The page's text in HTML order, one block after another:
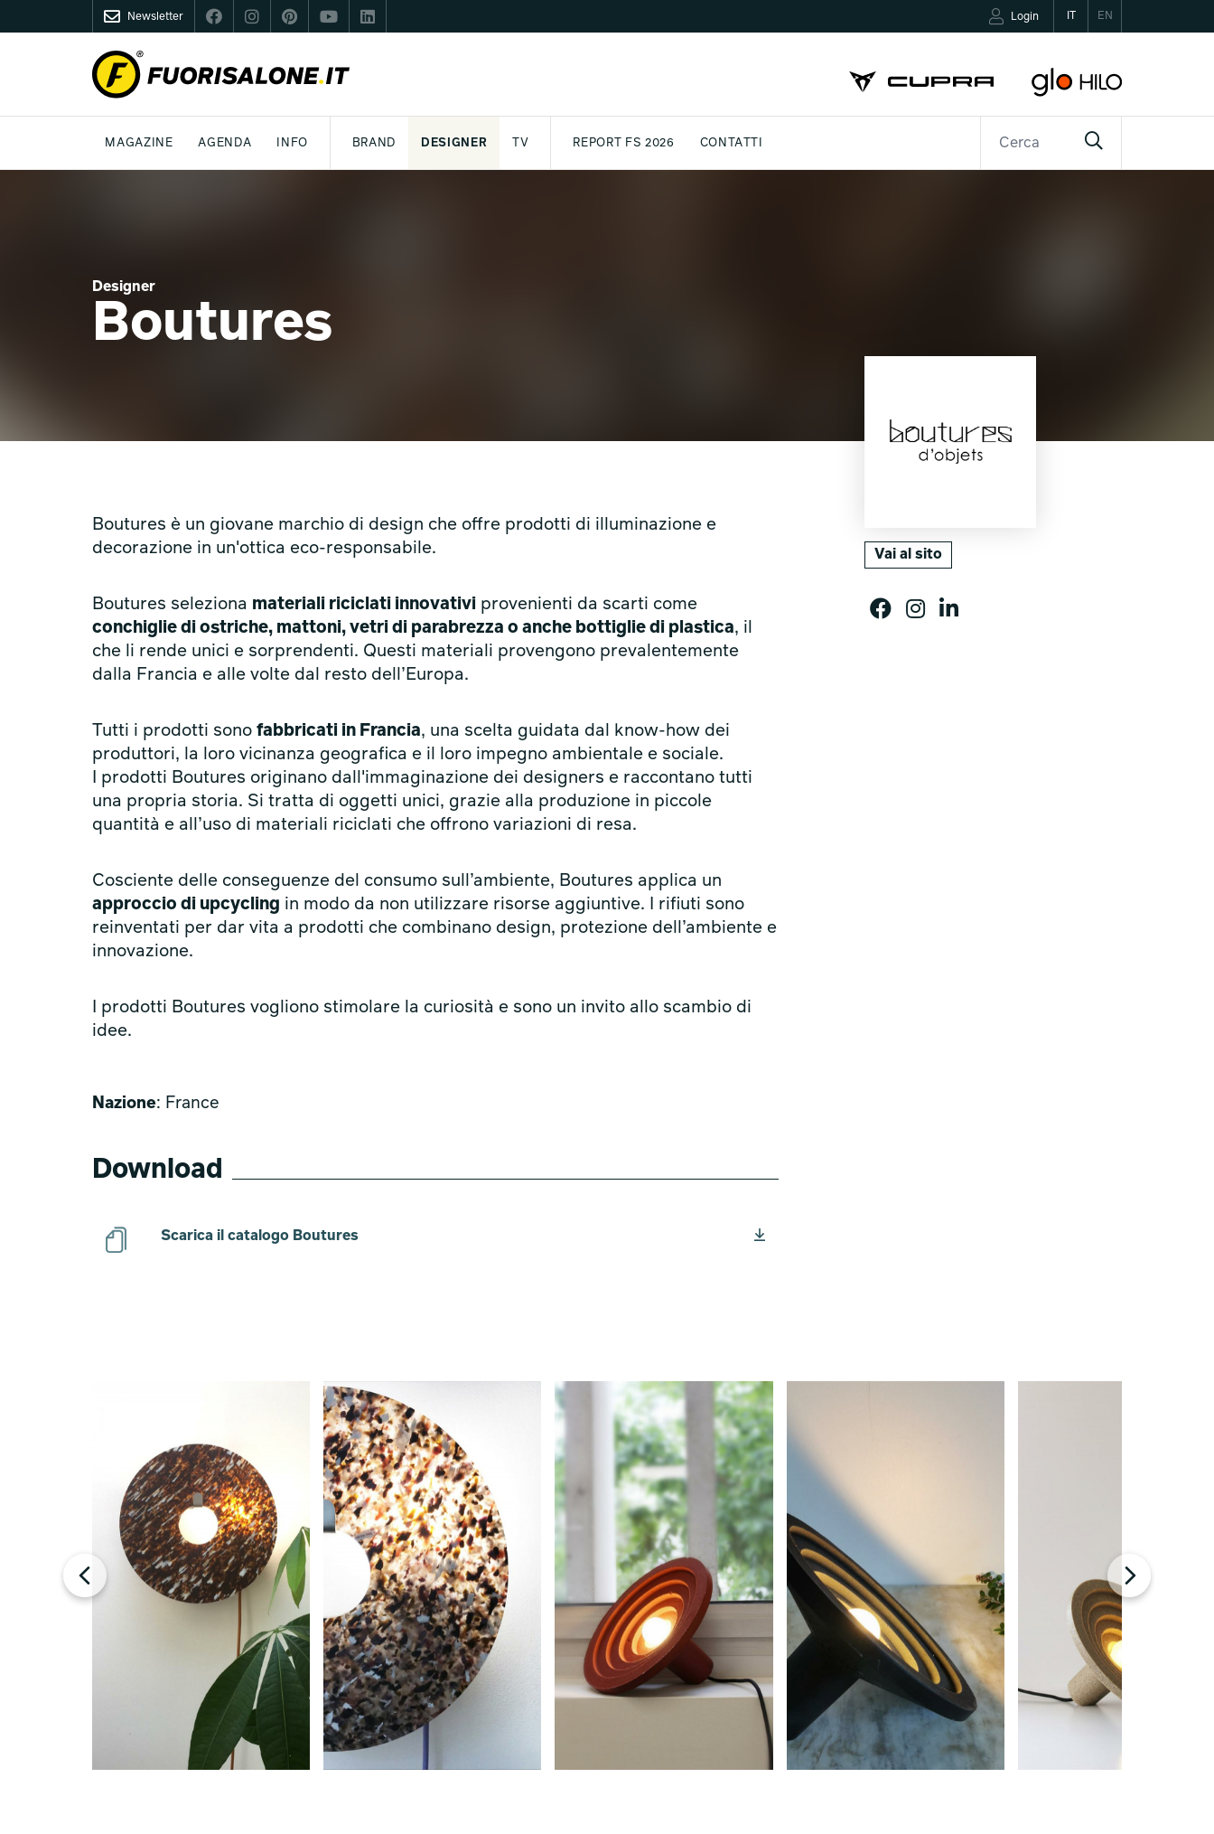
Newsletter EN
Login
MAGAZINE
AGENDA INFO BRAND DESIGNER TV REPORT FS 2026 CONTATTI
Designer
Boutures
Boutures è un giovane marchio di design che offre prodotti di illuminazione e
decorazione in un'ottica eco-responsabile.
Boutures seleziona materiali riciclati innovativi provenienti da scarti come
conchiglie di ostriche, mattoni, vetri di parabrezza o anche bottiglie di plastica, il
che li rende unici e sorprendenti. Questi materiali provengono prevalentemente
dalla Francia e alle volte dal resto dell’Europa.
Tutti i prodotti sono fabbricati in Francia, una scelta guidata dal know-how dei
produttori, la loro vicinanza geografica e il loro impegno ambientale e sociale.
I prodotti Boutures originano dall'immaginazione dei designers e raccontano tutti
una propria storia. Si tratta di oggetti unici, grazie alla produzione in piccole
quantità e all’uso di materiali riciclati che offrono variazioni di resa.
Cosciente delle conseguenze del consumo sull’ambiente, Boutures applica un
approccio di upcycling in modo da non utilizzare risorse aggiuntive. I rifiuti sono
reinventati per dar vita a prodotti che combinano design, protezione dell’ambiente e
innovazione.
I prodotti Boutures vogliono stimolare la curiosità e sono un invito allo scambio di
idee.
Nazione: France
Download
Scarica il catalogo Boutures
Vai al sito